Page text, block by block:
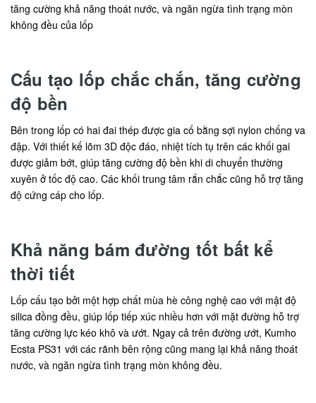
tăng cường khả năng thoát nước, và ngăn ngừa tình trạng mòn
không đều của lốp
Cấu tạo lốp chắc chắn, tăng cường
độ bền
Bên trong lốp có hai đai thép được gia cố bằng sợi nylon chống va
đập. Với thiết kế lõm 3D độc đáo, nhiệt tích tụ trên các khối gai
được giảm bớt, giúp tăng cường độ bền khi di chuyển thường
xuyên ở tốc độ cao. Các khối trung tâm rắn chắc cũng hỗ trợ tăng
độ cứng cáp cho lốp.
Khả năng bám đường tốt bất kể
thời tiết
Lốp cấu tạo bởi một hợp chất mùa hè công nghệ cao với mật độ
silica đồng đều, giúp lốp tiếp xúc nhiều hơn với mặt đường hỗ trợ
tăng cường lực kéo khô và ướt. Ngay cả trên đường ướt, Kumho
Ecsta PS31 với các rãnh bên rộng cũng mang lại khả năng thoát
nước, và ngăn ngừa tình trạng mòn không đều.